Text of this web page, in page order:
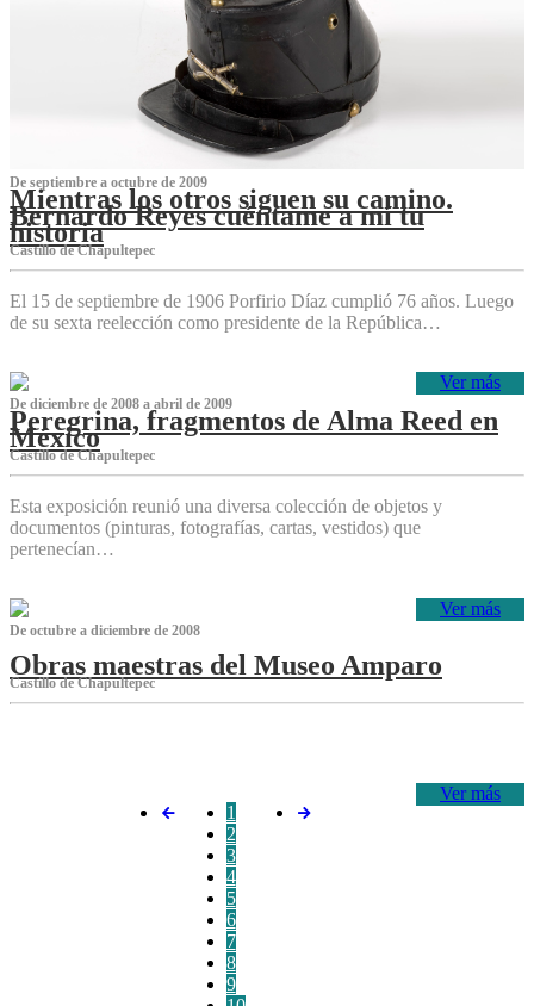
De septiembre a octubre de 2009
Mientras los otros siguen su camino.
Bernardo Reyes cuéntame a mí tu
historia
Castillo de Chapultepec
El 15 de septiembre de 1906 Porfirio Díaz cumplió 76 años. Luego
de su sexta reelección como presidente de la República…
Ver más
De diciembre de 2008 a abril de 2009
Peregrina, fragmentos de Alma Reed en
México
Castillo de Chapultepec
Esta exposición reunió una diversa colección de objetos y
documentos (pinturas, fotografías, cartas, vestidos) que
pertenecían…
Ver más
De octubre a diciembre de 2008
Obras maestras del Museo Amparo
Castillo de Chapultepec
Ver más
1
2
3
4
5
6
7
8
9